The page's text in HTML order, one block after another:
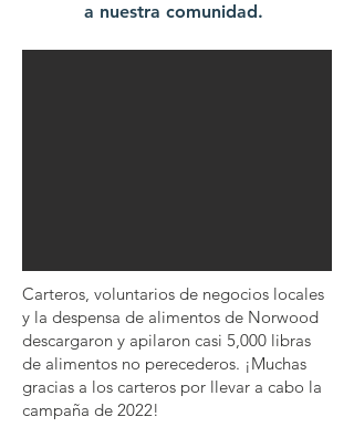
a nuestra comunidad.
Carteros, voluntarios de negocios locales
y la despensa de alimentos de Norwood
descargaron y apilaron casi 5,000 libras
de alimentos no perecederos. ¡Muchas
gracias a los carteros por llevar a cabo la
campaña de 2022!